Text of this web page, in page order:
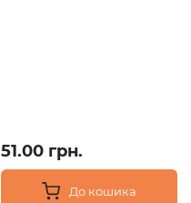
51.00 грн.
До кошика